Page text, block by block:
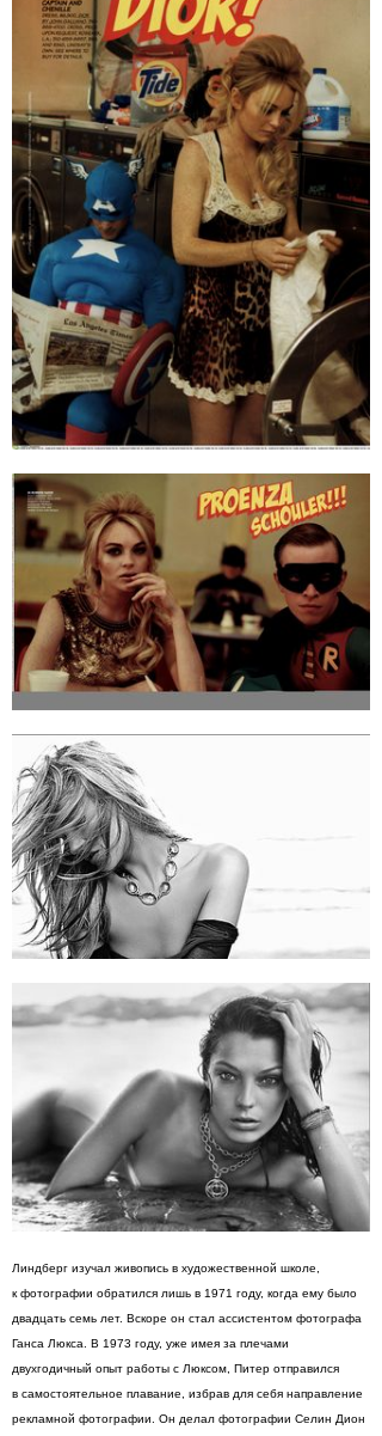
Линдберг изучал живопись в художественной школе,
к фотографии обратился лишь в 1971 году, когда ему было
двадцать семь лет. Вскоре он стал ассистентом фотографа
Ганса Люкса. В 1973 году, уже имея за плечами
двухгодичный опыт работы с Люксом, Питер отправился
в самостоятельное плавание, избрав для себя направление
рекламной фотографии. Он делал фотографии Селин Дион